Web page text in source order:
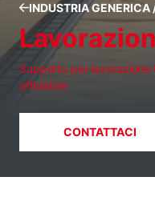
INDUSTRIA
Supporto per
affidabile
CONTATTACI